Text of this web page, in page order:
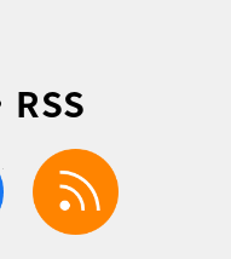
RSS
facebook